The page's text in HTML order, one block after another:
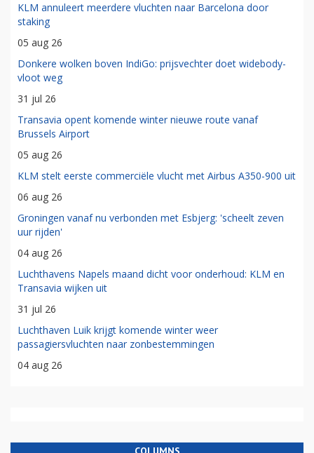
KLM annuleert meerdere vluchten naar Barcelona door
staking
05 aug 26
Donkere wolken boven IndiGo: prijsvechter doet widebody-
vloot weg
31 jul 26
Transavia opent komende winter nieuwe route vanaf
Brussels Airport
05 aug 26
KLM stelt eerste commerciële vlucht met Airbus A350-900 uit
06 aug 26
Groningen vanaf nu verbonden met Esbjerg: 'scheelt zeven
uur rijden'
04 aug 26
Luchthavens Napels maand dicht voor onderhoud: KLM en
Transavia wijken uit
31 jul 26
Luchthaven Luik krijgt komende winter weer
passagiersvluchten naar zonbestemmingen
04 aug 26